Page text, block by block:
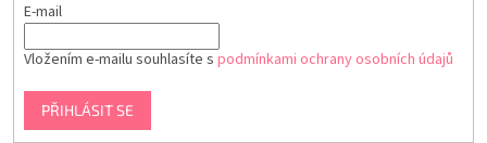
E-mail
Vložením e-mailu souhlasíte s podmínkami ochrany osobních údajů
PŘIHLÁSIT SE